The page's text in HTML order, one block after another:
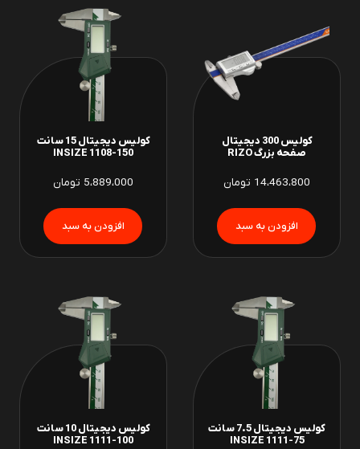
کولیس 300 دیجیتال
صفحه بزرگ RIZO
14،463،800 تومان
کولیس دیجیتال 15 سانت
INSIZE 1108-150
5،889،000 تومان
کولیس دیجیتال 7.5 سانت
INSIZE 1111-75
کولیس دیجیتال 10 سانت
INSIZE 1111-100